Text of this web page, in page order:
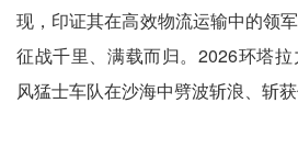
现，印证其在高效物流运输中的领
征战千里、满载而归。2026环塔
风猛士车队在沙海中劈波斩浪、斩获